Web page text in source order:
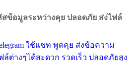
ข้อมูลระหว่างคุย ปลอดภัย ส่งไฟล์
ใช้แชท พูดคุย ส่งข้อความ
ต่างๆได้สะดวก รวดเร็ว ปลอดภัยสูง